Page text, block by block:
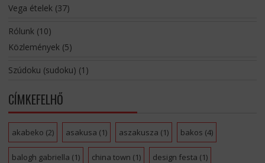
Vega ételek(37)
Rólunk(10)
Közlemények(5)
Szúdoku (sudoku) (1)
CÍMKEFELHŐ
akabeko (2) asakusa (1) aszakusza (1) bakos (4)
balogh gabriella (1) china town (1) design festa (1)